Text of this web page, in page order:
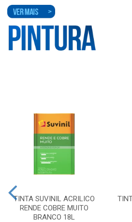
TINTA SUVINIL ACRILICO
RENDE COBRE MUITO
BRANCO 18L